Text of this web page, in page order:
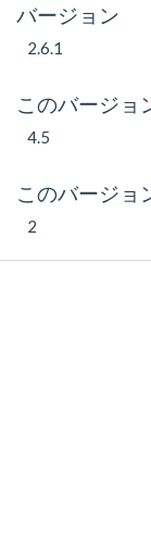
バージョン
2.6.1
このバージョ
4.5
このバージョ
2